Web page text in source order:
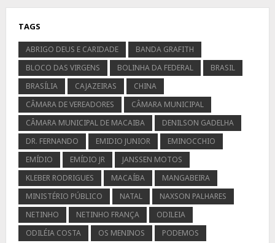
TAGS
ABRIGO DEUS E CARIDADE
BANDA GRAFITH
BLOCO DAS VIRGENS
BOLINHA DA FEDERAL
BRASIL
BRASÍLIA
CAJAZEIRAS
CHINA
CÂMARA DE VEREADORES
CÂMARA MUNICIPAL
CÂMARA MUNICIPAL DE MACAIBA
DENILSON GADELHA
DR. FERNANDO
EMIDIO JUNIOR
EMINOCCHIO
EMÍDIO
EMÍDIO JR
JANSSEN MOTOS
KLEBER RODRIGUES
MACAÍBA
MANGABEIRA
MINISTÉRIO PÚBLICO
NATAL
NAXSON PALHARES
NETINHO
NETINHO FRANÇA
ODILEIA
ODILÉIA COSTA
OS MENINOS
PODEMOS